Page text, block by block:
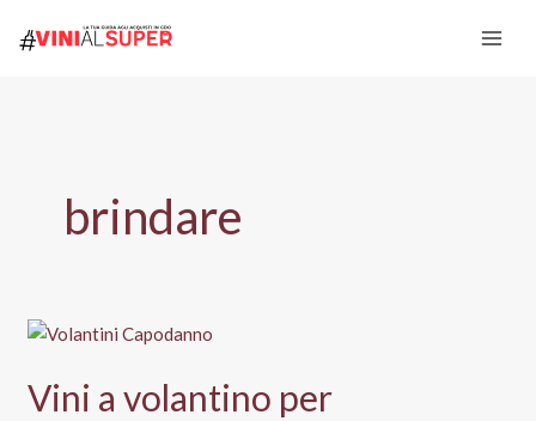
brindare
Vini a volantino per